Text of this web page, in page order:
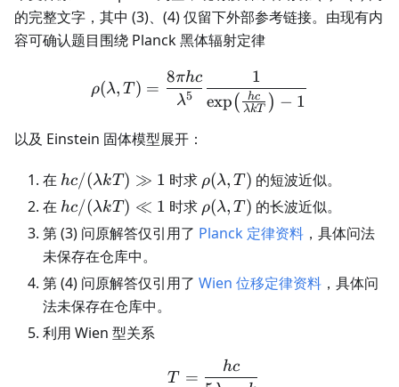
的完整文字，其中 (3)、(4) 仅留下外部参考链接。由现有内
容可确认题目围绕 Planck 黑体辐射定律
\rho(\lambda,T)
ρ(λ, T) =
λ5
8πhc
exp( λkT
hc ) − 1
1
以及 Einstein 固体模型展开：
在 hc/(\lambda
kT)\gg1
hc/(λkT ) ≫ 1 时求 \rho(\lambda,T)
ρ(λ, T) 的短波近似。
在 hc/(\lambda
kT)\ll1
hc/(λkT ) ≪ 1 时求 \rho(\lambda,T)
ρ(λ, T) 的长波近似。
第 (3) 问原解答仅引用了 Planck 定律资料 ，具体问法
未保存在仓库中。
第 (4) 问原解答仅引用了 Wien 位移定律资料 ，具体问
法未保存在仓库中。
利用 Wien 型关系
T =
hc